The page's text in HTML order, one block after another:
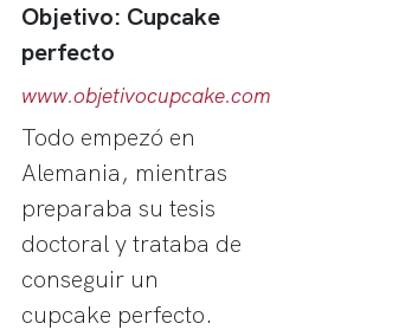
Objetivo: Cupcake
perfecto
www.objetivocupcake.com
Todo empezó en
Alemania, mientras
preparaba su tesis
doctoral y trataba de
conseguir un
cupcake perfecto.